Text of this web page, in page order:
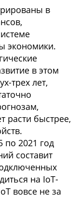
в
экономики.
в этом
трех лет,
расти быстрее,
по 2021 год
составит
на IoT-
вовсе не за